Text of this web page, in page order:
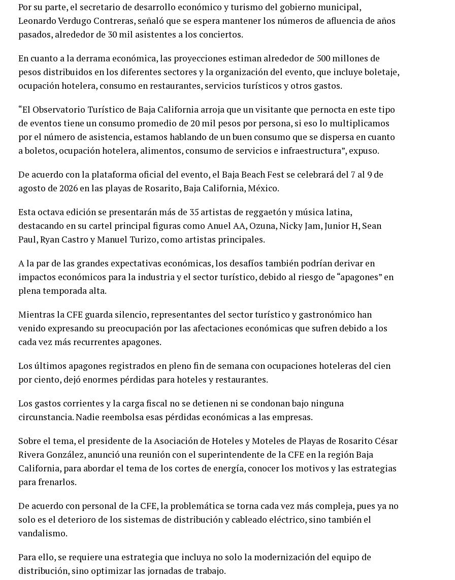
Por su parte, el secretario de desarrollo económico y turismo del gobierno municipal,
Leonardo Verdugo Contreras, señaló que se espera mantener los números de afluencia de años
pasados, alrededor de 30 mil asistentes a los conciertos.
En cuanto a la derrama económica, las proyecciones estiman alrededor de 500 millones de
pesos distribuidos en los diferentes sectores y la organización del evento, que incluye boletaje,
ocupación hotelera, consumo en restaurantes, servicios turísticos y otros gastos.
“El Observatorio Turístico de Baja California arroja que un visitante que pernocta en este tipo
de eventos tiene un consumo promedio de 20 mil pesos por persona, si eso lo multiplicamos
por el número de asistencia, estamos hablando de un buen consumo que se dispersa en cuanto
a boletos, ocupación hotelera, alimentos, consumo de servicios e infraestructura”, expuso.
De acuerdo con la plataforma oficial del evento, el Baja Beach Fest se celebrará del 7 al 9 de
agosto de 2026 en las playas de Rosarito, Baja California, México.
Esta octava edición se presentarán más de 35 artistas de reggaetón y música latina,
destacando en su cartel principal figuras como Anuel AA, Ozuna, Nicky Jam, Junior H, Sean
Paul, Ryan Castro y Manuel Turizo, como artistas principales.
A la par de las grandes expectativas económicas, los desafíos también podrían derivar en
impactos económicos para la industria y el sector turístico, debido al riesgo de “apagones” en
plena temporada alta.
Mientras la CFE guarda silencio, representantes del sector turístico y gastronómico han
venido expresando su preocupación por las afectaciones económicas que sufren debido a los
cada vez más recurrentes apagones.
Los últimos apagones registrados en pleno fin de semana con ocupaciones hoteleras del cien
por ciento, dejó enormes pérdidas para hoteles y restaurantes.
Los gastos corrientes y la carga fiscal no se detienen ni se condonan bajo ninguna
circunstancia. Nadie reembolsa esas pérdidas económicas a las empresas.
Sobre el tema, el presidente de la Asociación de Hoteles y Moteles de Playas de Rosarito César
Rivera González, anunció una reunión con el superintendente de la CFE en la región Baja
California, para abordar el tema de los cortes de energía, conocer los motivos y las estrategias
para frenarlos.
De acuerdo con personal de la CFE, la problemática se torna cada vez más compleja, pues ya no
solo es el deterioro de los sistemas de distribución y cableado eléctrico, sino también el
vandalismo.
Para ello, se requiere una estrategia que incluya no solo la modernización del equipo de
distribución, sino optimizar las jornadas de trabajo.